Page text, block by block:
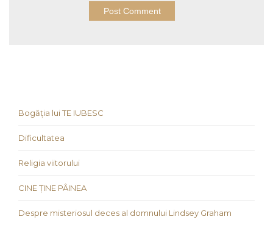
Bogăția lui TE IUBESC
Dificultatea
Religia viitorului
CINE ȚINE PÂINEA
Despre misteriosul deces al domnului Lindsey Graham